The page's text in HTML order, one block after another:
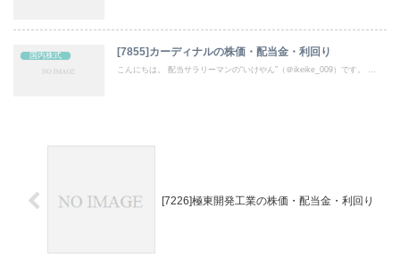
国内株式 [7855]カーディナルの株価・配当金・利回り
こんにちは。 配当サラリーマンの“いけやん”（＠ikeike_009）です。 ...
[7226]極東開発工業の株価・配当金・利回り